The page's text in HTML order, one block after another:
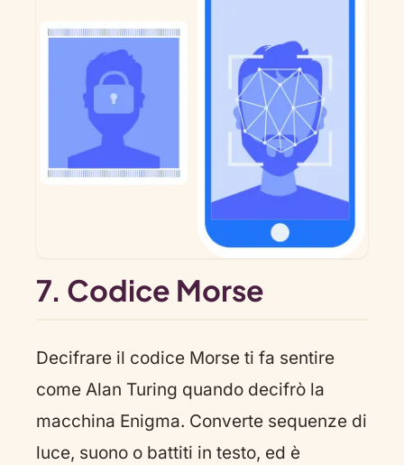
7. Codice Morse
Decifrare il codice Morse ti fa sentire
come Alan Turing quando decifrò la
macchina Enigma. Converte sequenze di
luce, suono o battiti in testo, ed è